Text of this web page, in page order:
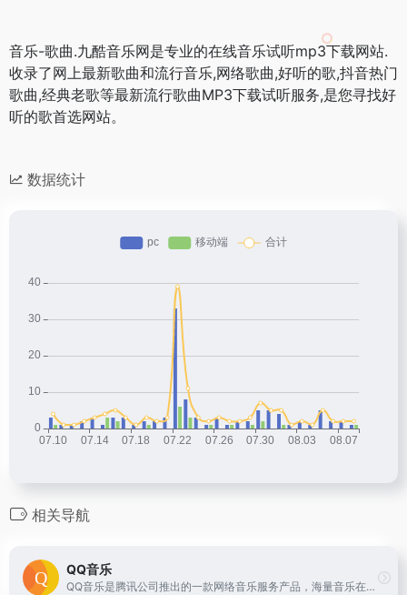
音乐-歌曲.九酷音乐网是专业的在线音乐试听mp3下载网站.
收录了网上最新歌曲和流行音乐,网络歌曲,好听的歌,抖音热门
歌曲,经典老歌等最新流行歌曲MP3下载试听服务,是您寻找好
听的歌首选网站。
数据统计
相关导航
QQ音乐
QQ音乐是腾讯公司推出的一款网络音乐服务产品，海量音乐在线试听、新歌热歌在线首发、歌词翻译、手机铃声下载、高品质无损音乐试听、海量无损曲库、正版音乐下载、空间背景音乐设置、MV观看等，是互联网音乐播放和下载的优选。